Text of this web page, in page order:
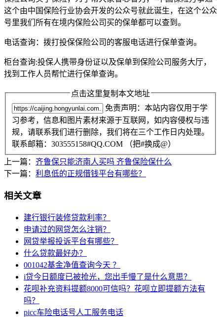
这个由中国保险行业协会开发的公众号就此诞生，在这个公众
号里我们所有在境内保险公司买的保单都可以查到。
电话查询：拨打投保保险公司的客服电话进行保单查询。
柜台查询:投保人携带身份证以及保单到保险公司服务大厅，
找到工作人员帮忙进行保单查询。
点击这里复制本文地址
免责声明：本站内容仅用于学
习参考，信息和图片素材来源于互联网，如内容侵权与违
规，请联系我们进行删除，我们将在三个工作日内处理。
联系邮箱：303555158#QQ.COM （把#换成@）
上一篇： 齐鲁保只能济南人买吗 齐鲁保险保什么
下一篇： 利息低的正规借钱平台有哪些？
相关文章
建行银行装修贷款利率？
申请过的网贷怎么注销？
网贷举报投诉平台有哪些？
什么贷款最好办？
001042基金净值查询今天 ？
i贷今日额度已被抢光，您出手慢了是什么意思？
花呗补充资料提额8000可信吗？花呗立即提额方法有
吗？
picc车险电话号人工服务电话